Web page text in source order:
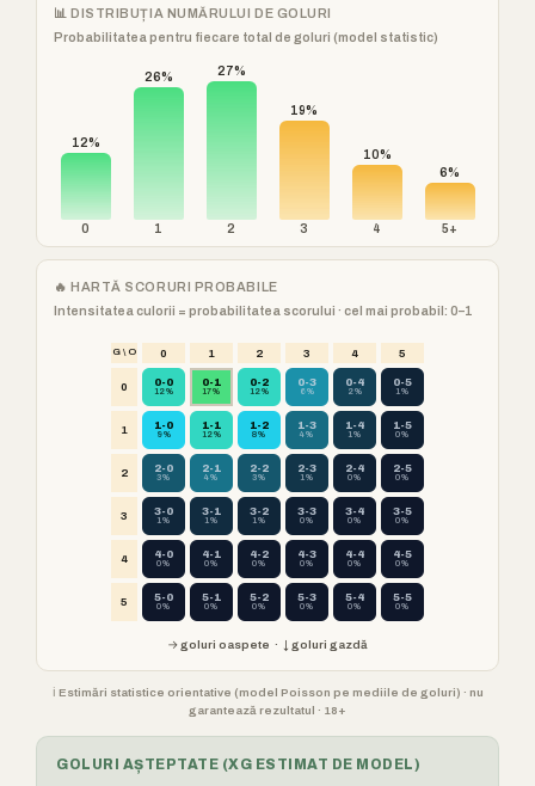
📊 DISTRIBUȚIA NUMĂRULUI DE GOLURI
Probabilitatea pentru fiecare total de goluri (model statistic)
12%
0
26%
1
27%
2
19%
3
10%
4
6%
5+
🔥 HARTĂ SCORURI PROBABILE
Intensitatea culorii = probabilitatea scorului · cel mai probabil: 0–1
G \ O 0 1 2 3 4 5
0 0-0
12%
0-1
17%
0-2
12%
0-3
6%
0-4
2%
0-5
1%
1 1-0
9%
1-1
12%
1-2
8%
1-3
4%
1-4
1%
1-5
0%
2 2-0
3%
2-1
4%
2-2
3%
2-3
1%
2-4
0%
2-5
0%
3 3-0
1%
3-1
1%
3-2
1%
3-3
0%
3-4
0%
3-5
0%
4 4-0
0%
4-1
0%
4-2
0%
4-3
0%
4-4
0%
4-5
0%
5 5-0
0%
5-1
0%
5-2
0%
5-3
0%
5-4
0%
5-5
0%
→ goluri oaspete · ↓ goluri gazdă
ℹ️ Estimări statistice orientative (model Poisson pe mediile de goluri) · nu
garantează rezultatul · 18+
GOLURI AȘTEPTATE (XG ESTIMAT DE MODEL)